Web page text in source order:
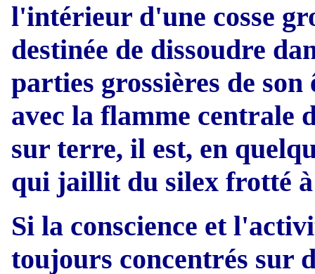
l'intérieur d'une cosse
destinée de dissoudre
parties grossières de
avec la flamme centrale
sur terre, il est, en
qui jaillit du silex frotté
Si la conscience et
toujours concentrés sur